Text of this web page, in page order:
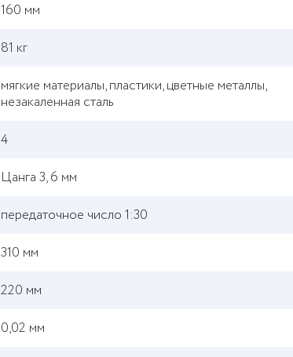
160 мм
81 кг
мягкие материалы, пластики, цветные металлы,
незакаленная сталь
4
Цанга 3, 6 мм
передаточное число 1:30
310 мм
220 мм
0,02 мм